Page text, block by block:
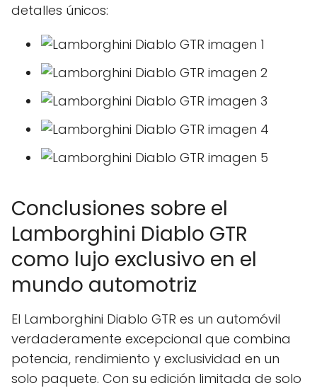
detalles únicos:
Conclusiones sobre el
Lamborghini Diablo GTR
como lujo exclusivo en el
mundo automotriz
El Lamborghini Diablo GTR es un automóvil
verdaderamente excepcional que combina
potencia, rendimiento y exclusividad en un
solo paquete. Con su edición limitada de solo